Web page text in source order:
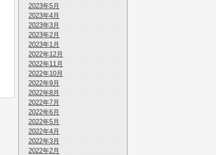
2023年5月
2023年4月
2023年3月
2023年2月
2023年1月
2022年12月
2022年11月
2022年10月
2022年9月
2022年8月
2022年7月
2022年6月
2022年5月
2022年4月
2022年3月
2022年2月